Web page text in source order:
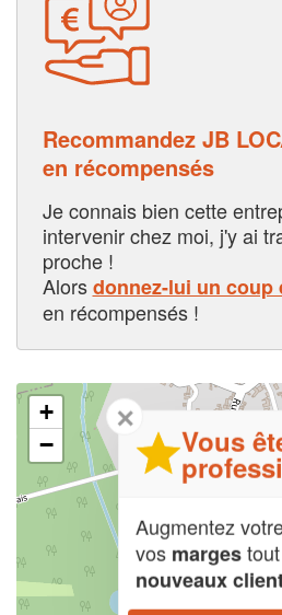
Recommandez JB
en récompensés
Je connais bien cette
intervenir chez moi, j'y ai
proche !
Alorsdonnez-lui un coup
en récompensés !
+
−
✕
Vous
Augmentez
vos marges
nouveaux